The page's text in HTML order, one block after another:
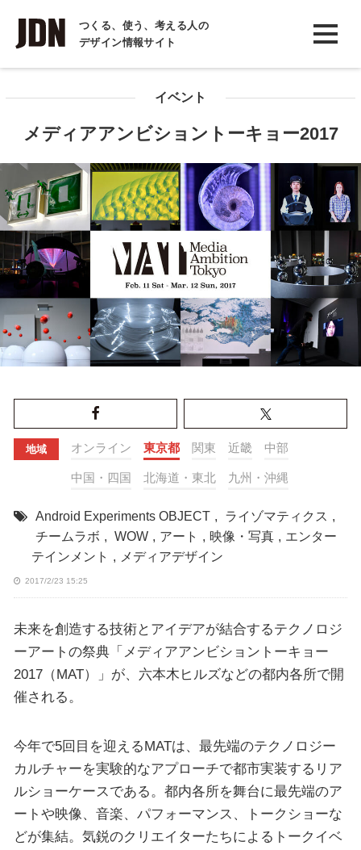
つくる、使う、考える人の
デザイン情報サイト
INTERVIEW
インタビュー
コラム
イベント
メディアアンビショントーキョー2017
地域 オンライン 東京都 関東 近畿 中部
中国・四国 北海道・東北 九州・沖縄
Android Experiments OBJECT , ライゾマティクス ,
チームラボ , WOW , アート , 映像・写真 , エンター
テインメント , メディアデザイン
2017/2/23 15:25
未来を創造する技術とアイデアが結合するテクノロジ
ーアートの祭典「メディアアンビショントーキョー
2017（MAT）」が、六本木ヒルズなどの都内各所で開
催される。
今年で5回目を迎えるMATは、最先端のテクノロジー
カルチャーを実験的なアプローチで都市実装するリア
ルショーケースである。都内各所を舞台に最先端のア
ートや映像、音楽、パフォーマンス、トークショーな
どが集結。気鋭のクリエイターたちによるトークイベ